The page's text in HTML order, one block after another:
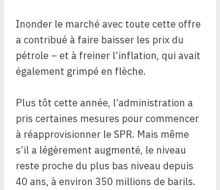
Inonder le marché avec toute cette offre
a contribué à faire baisser les prix du
pétrole – et à freiner l’inflation, qui avait
également grimpé en flèche.
Plus tôt cette année, l’administration a
pris certaines mesures pour commencer
à réapprovisionner le SPR. Mais même
s’il a légèrement augmenté, le niveau
reste proche du plus bas niveau depuis
40 ans, à environ 350 millions de barils.